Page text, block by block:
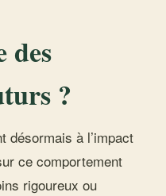
des
?
désormais à l’impact
ce comportement
rigoureux ou